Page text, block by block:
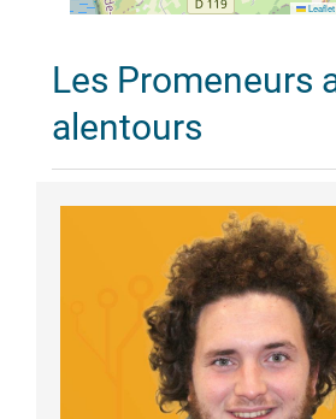
Leaflet
Les Promeneurs
alentours